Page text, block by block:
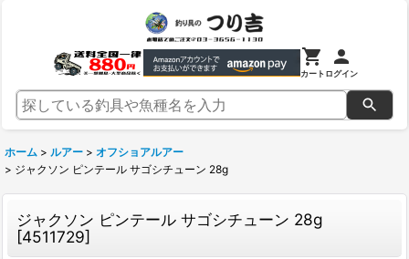
カートログイン
ホーム > ルアー > オフショアルアー
> ジャクソン ピンテール サゴシチューン 28g
ジャクソン ピンテール サゴシチューン 28g
[4511729]